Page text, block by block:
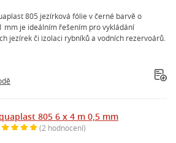
805 jezírková fólie v černé barvě o
mm je ideálním řešením pro vykládání
jezírek či izolaci rybníků a vodních rezervoárů.
805 6 x 4 m 0,5 mm
(2 hodnocení)